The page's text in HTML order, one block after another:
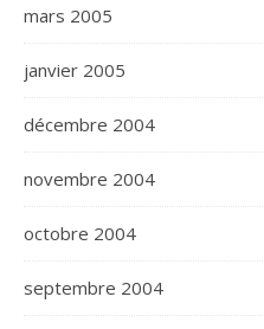
mars 2005
janvier 2005
décembre 2004
novembre 2004
octobre 2004
septembre 2004